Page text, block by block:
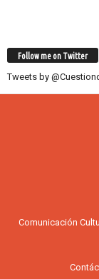
Follow me on Twitter
Tweets by
Comunicación